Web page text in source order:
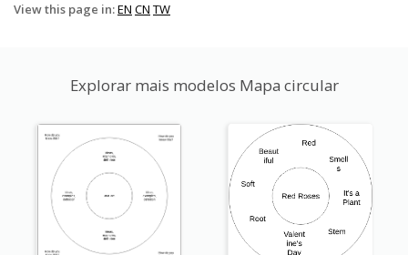
View this page in:EN CN TW
Explorar mais modelos Mapa circular